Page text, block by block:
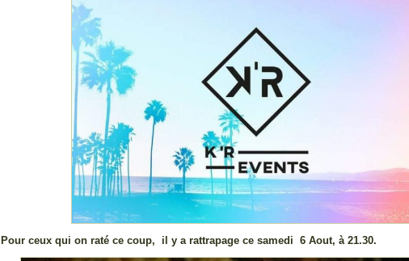
Pour ceux qui on raté ce coup, il y a rattrapage ce samedi 6 Aout, à 21.30.